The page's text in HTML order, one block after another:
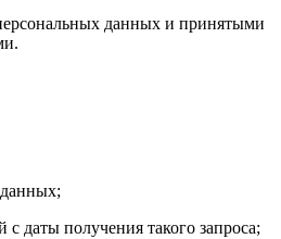
данных и принятыми
данных;
даты получения такого запроса;